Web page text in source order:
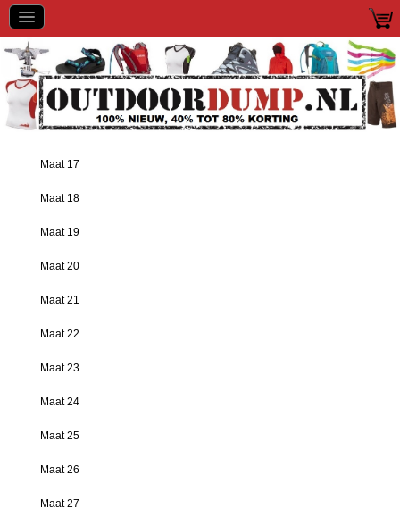
Maat 17
Maat 18
Maat 19
Maat 20
Maat 21
Maat 22
Maat 23
Maat 24
Maat 25
Maat 26
Maat 27